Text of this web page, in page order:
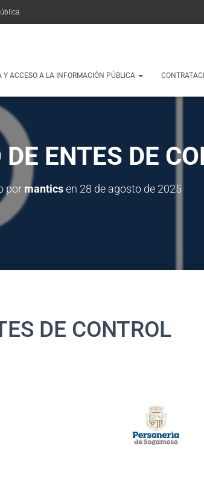
Y ACCESO A LA INFORMACIÓN PÚBLICA
DE ENTES DE
por manticsen 28 de agosto de 2025
DE CONTROL